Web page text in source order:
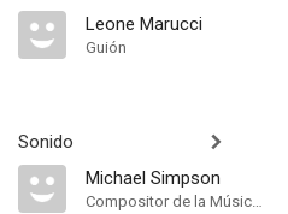
Leone Marucci
Guión
Sonido
Michael Simpson
Compositor de la Música Original, Música